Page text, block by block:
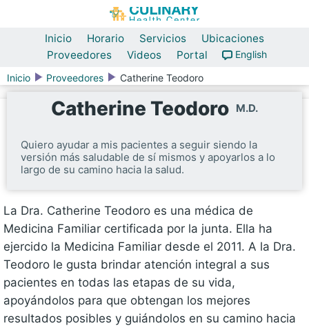
Inicio Horario Servicios
Ubicaciones
Proveedores
Videos Portal
English
Inicio
Proveedores Catherine Teodoro
Catherine Teodoro M.D.
Quiero ayudar a mis pacientes a seguir siendo la
versión más saludable de sí mismos y apoyarlos a lo
largo de su camino hacia la salud.
La Dra. Catherine Teodoro es una médica de
Medicina Familiar certificada por la junta. Ella ha
ejercido la Medicina Familiar desde el 2011. A la Dra.
Teodoro le gusta brindar atención integral a sus
pacientes en todas las etapas de su vida,
apoyándolos para que obtengan los mejores
resultados posibles y guiándolos en su camino hacia